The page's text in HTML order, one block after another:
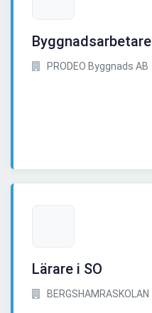
Byggnadsarbetare
PRODEO Byggnads AB
Lärare i SO
BERGSHAMRASKOLAN